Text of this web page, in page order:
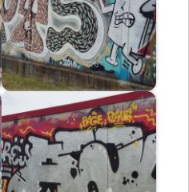
Immagine